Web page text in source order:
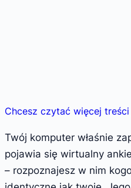
Chcesz czytać więcej treści
Twój komputer właśnie
pojawia się wirtualny
– rozpoznajesz w nim